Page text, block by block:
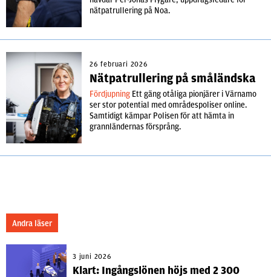
nätpatrullering på Noa.
26 februari 2026
Nätpatrullering på småländska
Fördjupning Ett gäng otåliga pionjärer i Värnamo
ser stor potential med områdespoliser online.
Samtidigt kämpar Polisen för att hämta in
grannländernas försprång.
Andra läser
3 juni 2026
Klart: Ingångslönen höjs med 2 300